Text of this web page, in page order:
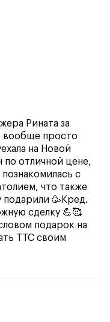
Рината за
вообще просто
на Новой
отличной цене,
с
что также
🥳Кред.
сделку 💪🥰
подарок на
ТТС своим